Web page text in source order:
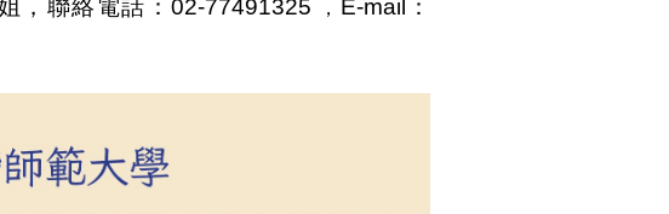
，聯絡電話：02-77491325
， E-mail
：